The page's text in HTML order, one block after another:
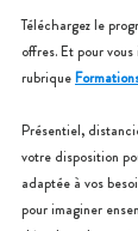
Téléchargez le
offres. Et pour
rubrique
Présentiel,
votre disposition
adaptée à vos
pour imaginer